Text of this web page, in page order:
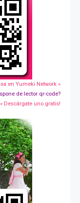
en Yumeki Network »
de lector qr-code?
» Descárgate uno gratis!